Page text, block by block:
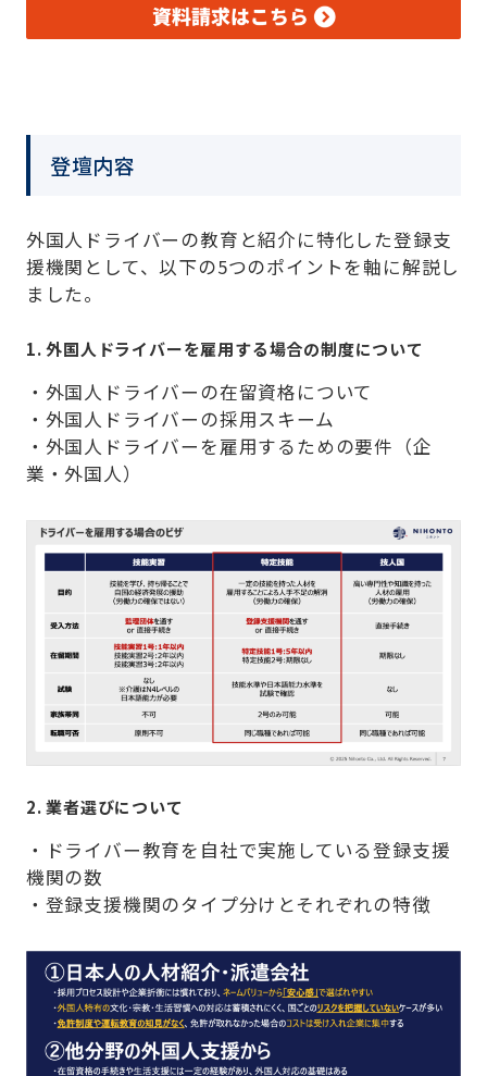
登壇内容
外国人ドライバーの教育と紹介に特化した登録支
援機関として、以下の5つのポイントを軸に解説し
ました。
1. 外国人ドライバーを雇用する場合の制度について
・外国人ドライバーの在留資格について
・外国人ドライバーの採用スキーム
・外国人ドライバーを雇用するための要件（企
業・外国人）
2. 業者選びについて
・ドライバー教育を自社で実施している登録支援
機関の数
・登録支援機関のタイプ分けとそれぞれの特徴